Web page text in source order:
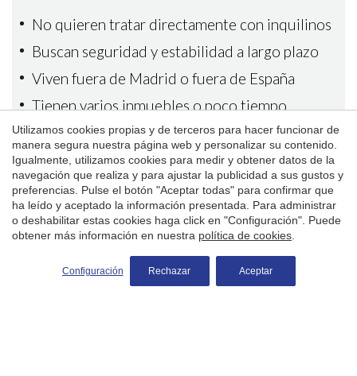
No quieren tratar directamente con inquilinos
Buscan seguridad y estabilidad a largo plazo
Viven fuera de Madrid o fuera de España
Tienen varios inmuebles o poco tiempo
Quieren evitar riesgos legales y económicos
Solicitar más información
Utilizamos cookies propias y de terceros para hacer funcionar de
manera segura nuestra página web y personalizar su contenido.
Igualmente, utilizamos cookies para medir y obtener datos de la
navegación que realiza y para ajustar la publicidad a sus gustos y
preferencias. Pulse el botón "Aceptar todas" para confirmar que
ha leído y aceptado la información presentada. Para administrar
o deshabilitar estas cookies haga click en "Configuración". Puede
obtener más información en nuestra política de cookies
Configuración Rechazar Aceptar